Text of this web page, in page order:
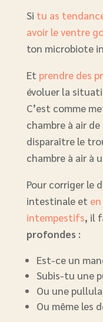
Si tu as
avoir le ventre
ton microbiote
Et prendre des
évoluer la
C’est comme
chambre à air
disparaître le
chambre à air à
Pour corriger le
intestinale et
intempestifs, il
profondes :
Est-ce un
Subis-tu une
Ou une
Ou même les